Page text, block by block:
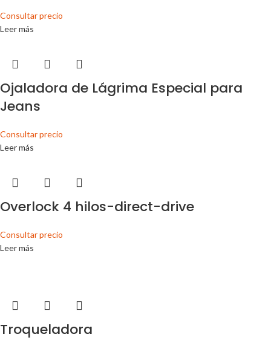
Consultar precio
Leer más
Ojaladora de Lágrima Especial para
Jeans
Consultar precio
Leer más
Overlock 4 hilos-direct-drive
Consultar precio
Leer más
Troqueladora